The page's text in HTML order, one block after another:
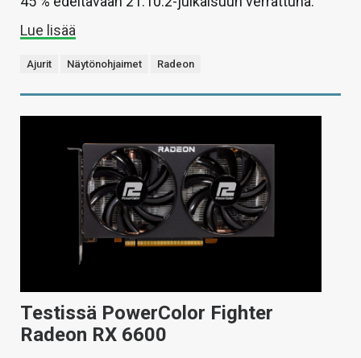
Lue lisää
Ajurit Näytönohjaimet Radeon
Testissä PowerColor Fighter
Radeon RX 6600